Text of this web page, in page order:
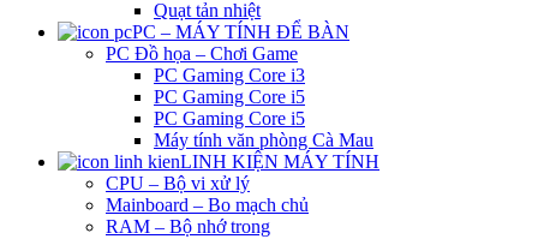
Quạt tản nhiệt
PC – MÁY TÍNH ĐỂ BÀN
PC Đồ họa – Chơi Game
PC Gaming Core i3
PC Gaming Core i5
PC Gaming Core i5
Máy tính văn phòng Cà Mau
LINH KIỆN MÁY TÍNH
CPU – Bộ vi xử lý
Mainboard – Bo mạch chủ
RAM – Bộ nhớ trong